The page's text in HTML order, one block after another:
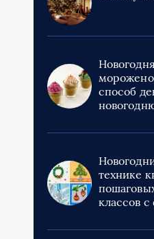
способ
технике
классов с